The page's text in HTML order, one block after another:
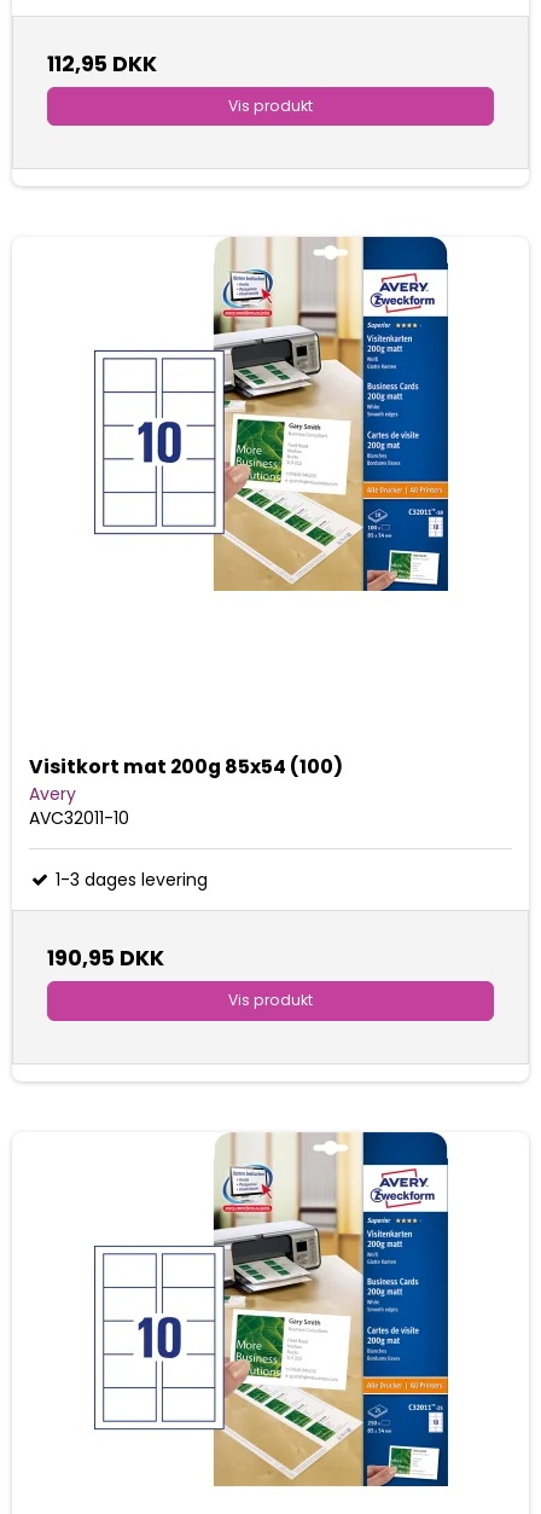
112,95 DKK
Vis produkt
Visitkort mat 200g 85x54 (100)
Avery
AVC32011-10
1-3 dages levering
190,95 DKK
Vis produkt